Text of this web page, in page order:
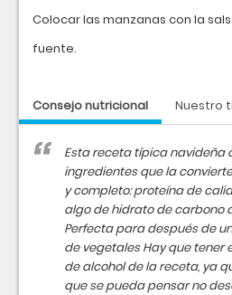
Colocar las manzanas con la
fuente.
Consejo nutricional Nuestro
Esta receta típica navideña
ingredientes que la
y completo: proteína de
algo de hidrato de carbono
Perfecta para después de
de vegetales Hay que
de alcohol de la receta, ya
que se pueda pensar no